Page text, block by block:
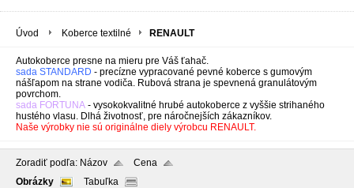
Úvod Koberce textilné RENAULT
Autokoberce presne na mieru pre Váš ťahač.
sada STANDARD - precízne vypracované pevné koberce s gumovým
nášľapom na strane vodiča. Rubová strana je spevnená granulátovým
povrchom.
sada FORTUNA - vysokokvalitné hrubé autokoberce z vyššie strihaného
hustého vlasu. Dlhá životnosť, pre náročnejších zákazníkov.
Naše výrobky nie sú originálne diely výrobcu RENAULT.
Zoradiť podľa: Názov
Cena
Obrázky
Tabuľka